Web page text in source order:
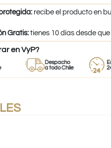
recibe el producto en
Gratis:tienes 10 días desde
en VyP?
Despacho
a todo Chile
Envíos
24 horas